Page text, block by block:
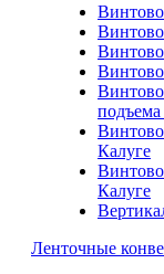
Калуге
Калуге
Ленточные